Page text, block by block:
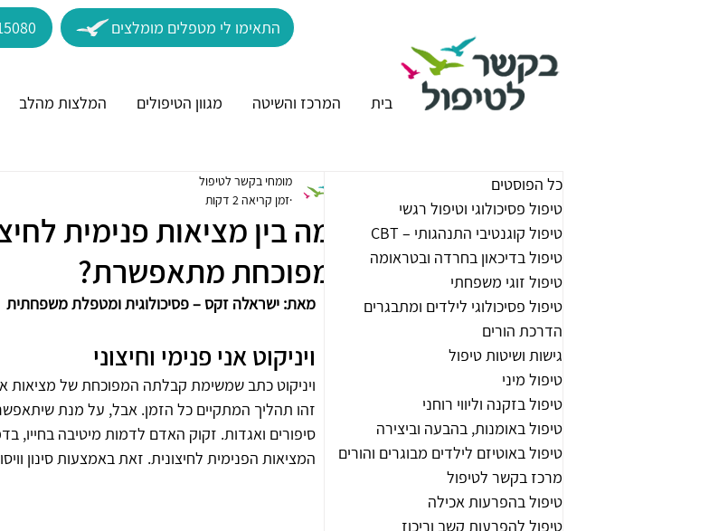
התאימו לי מטפלים מומלצים
בית המרכז והשיטה מגוון הטיפולים המלצות מהלב
מה בין מציאות פנימית
מפוכחת מתאפשרת?
מומחי בקשר לטיפול
זמן קריאה 2 דקות
מאת: ישראלה זקס – פסיכולוגית ומטפלת משפחתית
ויניקוט אני פנימי וחיצוני
ויניקוט כתב שמשימת קבלתה המפוכחת של מציאות
זהו תהליך המתקיים כל הזמן. אבל, על מנת
סיפורים ואגדות. זקוק האדם לדמות מיטיבה בחייו,
המציאות הפנימית לחיצונית. זאת באמצעות סינון
כל הפוסטים
טיפול פסיכולוגי וטיפול רגשי
טיפול קוגנטיבי התנהגותי – CBT
טיפול בדיכאון בחרדה ובטראומה
טיפול זוגי משפחתי
טיפול פסיכולוגי לילדים ומתבגרים
הדרכת הורים
גישות ושיטות טיפול
טיפול מיני
טיפול בזקנה וליווי רוחני
טיפול באומנות, בהבעה וביצירה
טיפול באוטיזם לילדים מבוגרים והורים
מרכז בקשר לטיפול
טיפול בהפרעות אכילה
טיפול להפרעות קשב וריכוז